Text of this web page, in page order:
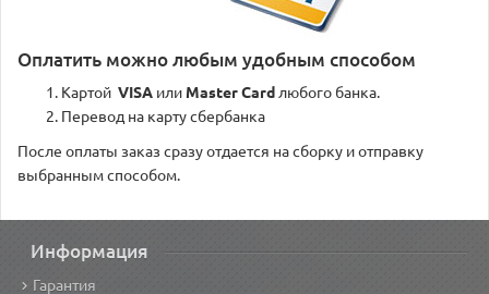
Оплатить можно любым удобным способом
Картой VISA или Master Card любого банка.
Перевод на карту сбербанка
После оплаты заказ сразу отдается на сборку и отправку
выбранным способом.
Информация
Гарантия